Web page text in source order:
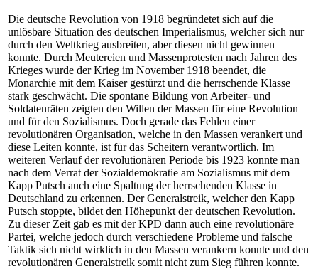
Die deutsche Revolution von 1918 begründetet sich auf die
unlösbare Situation des deutschen Imperialismus, welcher sich nur
durch den Weltkrieg ausbreiten, aber diesen nicht gewinnen
konnte. Durch Meutereien und Massenprotesten nach Jahren des
Krieges wurde der Krieg im November 1918 beendet, die
Monarchie mit dem Kaiser gestürzt und die herrschende Klasse
stark geschwächt. Die spontane Bildung von Arbeiter- und
Soldatenräten zeigten den Willen der Massen für eine Revolution
und für den Sozialismus. Doch gerade das Fehlen einer
revolutionären Organisation, welche in den Massen verankert und
diese Leiten konnte, ist für das Scheitern verantwortlich. Im
weiteren Verlauf der revolutionären Periode bis 1923 konnte man
nach dem Verrat der Sozialdemokratie am Sozialismus mit dem
Kapp Putsch auch eine Spaltung der herrschenden Klasse in
Deutschland zu erkennen. Der Generalstreik, welcher den Kapp
Putsch stoppte, bildet den Höhepunkt der deutschen Revolution.
Zu dieser Zeit gab es mit der KPD dann auch eine revolutionäre
Partei, welche jedoch durch verschiedene Probleme und falsche
Taktik sich nicht wirklich in den Massen verankern konnte und den
revolutionären Generalstreik somit nicht zum Sieg führen konnte.